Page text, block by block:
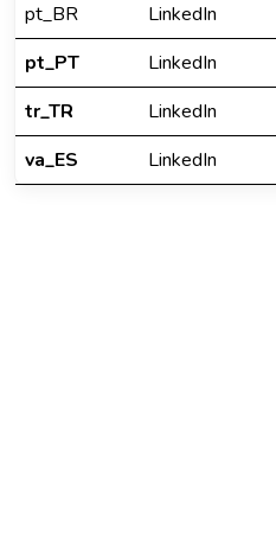
pt_BR
LinkedIn
pt_PT
LinkedIn
tr_TR
LinkedIn
va_ES
LinkedIn